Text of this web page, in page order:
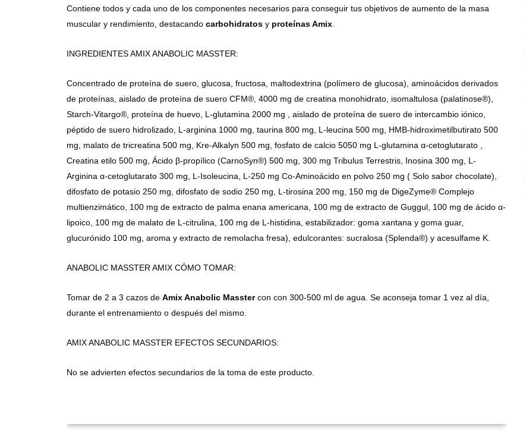
Contiene todos y cada uno de los componentes necesarios para conseguir tus objetivos de aumento de la masa
muscular y rendimiento, destacando carbohidratos y proteínas Amix
INGREDIENTES AMIX ANABOLIC MASSTER:
Concentrado de proteína de suero, glucosa, fructosa, maltodextrina (polímero de glucosa), aminoácidos derivados
de proteínas, aislado de proteína de suero CFM®, 4000 mg de creatina monohidrato, isomaltulosa (palatinose®),
Starch-Vitargo®, proteína de huevo, L-glutamina 2000 mg , aislado de proteína de suero de intercambio iónico,
péptido de suero hidrolizado, L-arginina 1000 mg, taurina 800 mg, L-leucina 500 mg, HMB-hidroximetilbutirato 500
mg, malato de tricreatina 500 mg, Kre-Alkalyn 500 mg, fosfato de calcio 5050 mg L-glutamina α-cetoglutarato ,
Creatina etilo 500 mg, Ácido β-propílico (CarnoSyn®) 500 mg, 300 mg Tribulus Terrestris, Inosina 300 mg, L-
Arginina α-cetoglutarato 300 mg, L-Isoleucina, L-250 mg Co-Aminoácido en polvo 250 mg ( Solo sabor chocolate),
difosfato de potasio 250 mg, difosfato de sodio 250 mg, L-tirosina 200 mg, 150 mg de DigeZyme® Complejo
multienzimático, 100 mg de extracto de palma enana americana, 100 mg de extracto de Guggul, 100 mg de ácido α-
lipoico, 100 mg de malato de L-citrulina, 100 mg de L-histidina, estabilizador: goma xantana y goma guar,
glucurónido 100 mg, aroma y extracto de remolacha fresa), edulcorantes: sucralosa (Splenda®) y acesulfame K.
ANABOLIC MASSTER AMIX CÓMO TOMAR:
Tomar de 2 a 3 cazos de Amix Anabolic Masstercon con 300-500 ml de agua. Se aconseja tomar 1 vez al día,
durante el entrenamiento o después del mismo.
AMIX ANABOLIC MASSTER EFECTOS SECUNDARIOS:
No se advierten efectos secundarios de la toma de este producto.